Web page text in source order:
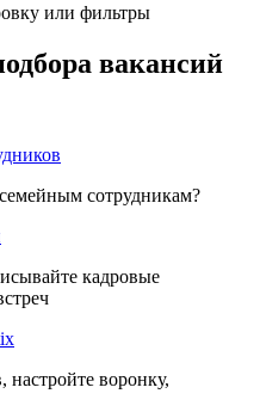
или фильтры
вакансий
сотрудникам?
кадровые
настройте воронку,